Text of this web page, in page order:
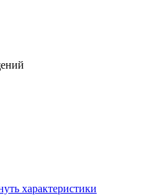
характеристики